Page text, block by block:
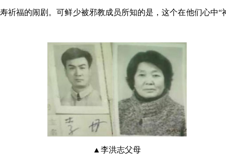
祈福的闹剧。可鲜少被邪教成员所知的是，这个在他们心中
▲李洪志父母